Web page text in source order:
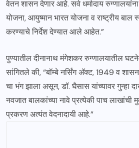
वेतन शासन देणार आहे. सर्व धर्मादाय
योजना, आयुष्मान भारत योजना व राष्ट्रीय बाल
करण्याचे निर्देश देण्यात आले आहेत.”
पुण्यातील दीनानाथ मंगेशकर रुग्णालयातील
सांगितले की, “बॉम्बे नर्सिंग अ‍ॅक्ट, 1949 व
चा भंग झाला असून, डॉ. घैसास यांच्यावर गुन्हा
नवजात बालकांच्या नावे प्रत्येकी पाच
प्रकरण अत्यंत वेदनादायी आहे.”